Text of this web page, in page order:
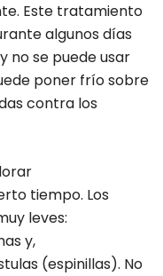
Este tratamiento
algunos días
no se puede usar
poner frío sobre
contra los
tiempo. Los
leves:
y,
(espinillas). No